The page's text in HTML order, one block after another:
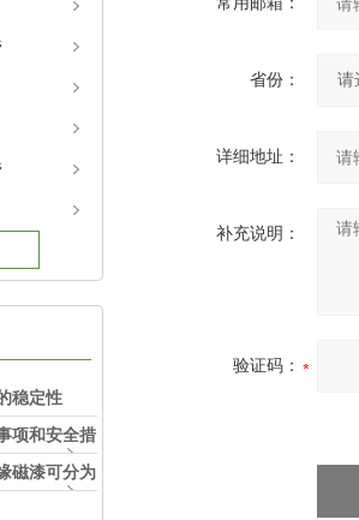
稳定性
项和安全措
磁漆可分为
省份：
详细地址：
补充说明：
验证码：